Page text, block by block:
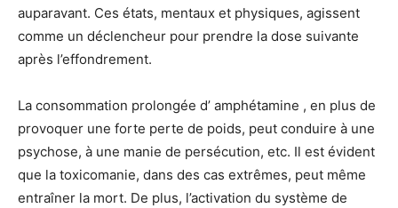
auparavant. Ces états, mentaux et physiques, agissent
comme un déclencheur pour prendre la dose suivante
après l’effondrement.
La consommation prolongée d’ amphétamine , en plus de
provoquer une forte perte de poids, peut conduire à une
psychose, à une manie de persécution, etc. Il est évident
que la toxicomanie, dans des cas extrêmes, peut même
entraîner la mort. De plus, l’activation du système de